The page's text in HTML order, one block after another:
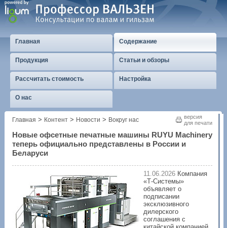
Главная Содержание
Продукция Статьи и обзоры
Рассчитать стоимость Настройка
О нас
версия
для печати
Главная > Контент > Новости > Вокруг нас
Новые офсетные печатные машины RUYU Machinery
теперь официально представлены в России и
Беларуси
11.06.2026 Компания
«Т-Системы»
объявляет о
подписании
эксклюзивного
дилерского
соглашения с